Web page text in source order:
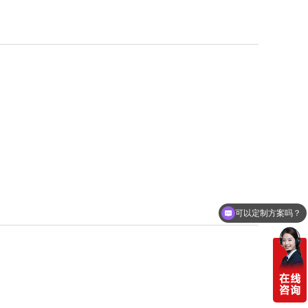
你们电话多少
可以定制方案吗？